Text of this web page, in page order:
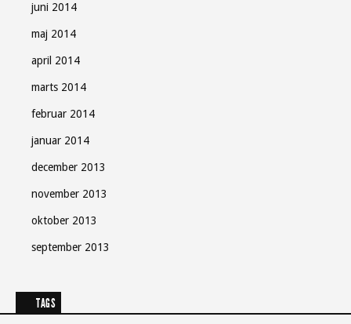
juni 2014
maj 2014
april 2014
marts 2014
februar 2014
januar 2014
december 2013
november 2013
oktober 2013
september 2013
TAGS